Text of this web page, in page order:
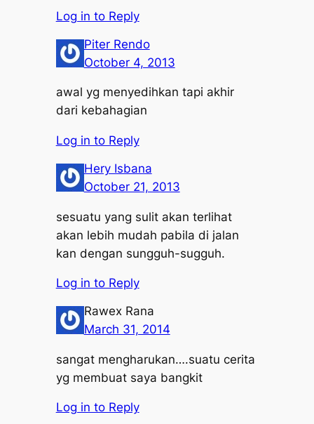
Log in to Reply
Piter Rendo
October 4, 2013
awal yg menyedihkan tapi akhir
dari kebahagian
Log in to Reply
Hery Isbana
October 21, 2013
sesuatu yang sulit akan terlihat
akan lebih mudah pabila di jalan
kan dengan sungguh-sugguh.
Log in to Reply
Rawex Rana
March 31, 2014
sangat mengharukan….suatu cerita
yg membuat saya bangkit
Log in to Reply